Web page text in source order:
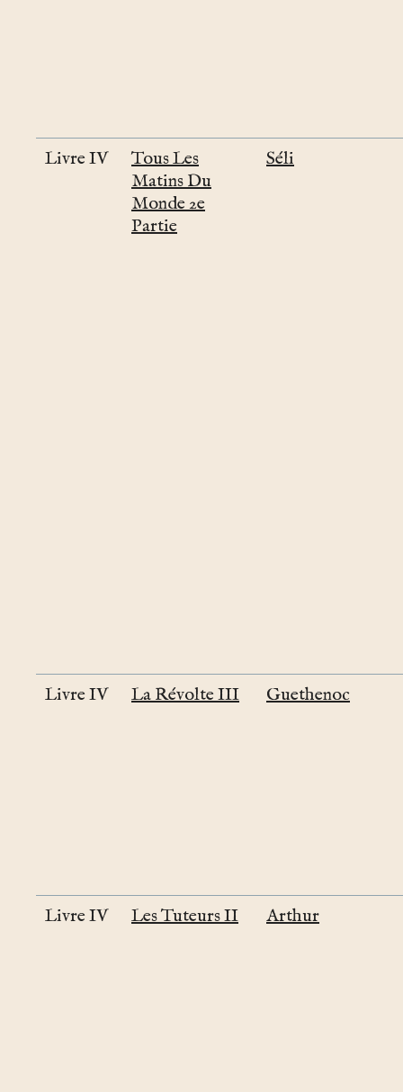
Livre IV
Tous Les
Matins Du
Monde 2e
Partie
Séli
Livre IV La Révolte III Guethenoc
Livre IV Les Tuteurs II Arthur